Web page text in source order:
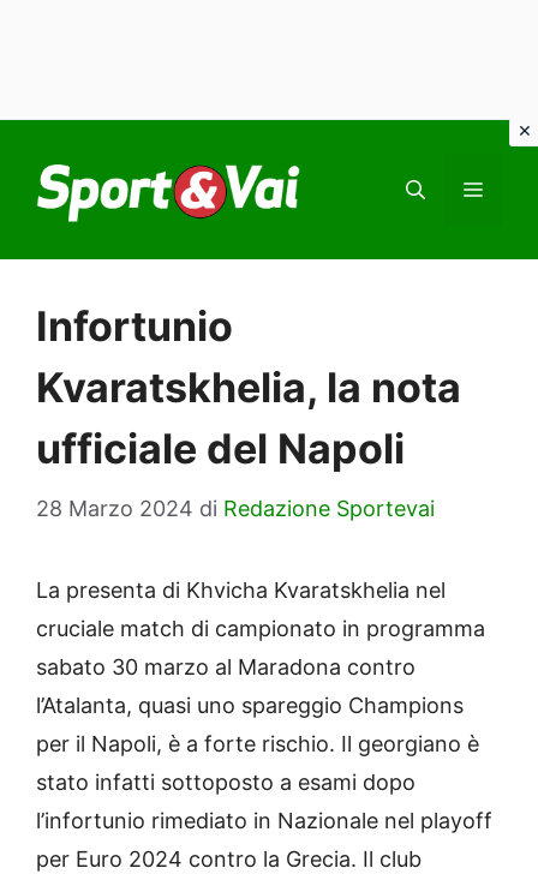
contenuto
Infortunio
Kvaratskhelia, la nota
ufficiale del Napoli
28 Marzo 2024 di Redazione Sportevai
La presenta di Khvicha Kvaratskhelia nel
cruciale match di campionato in programma
sabato 30 marzo al Maradona contro
l’Atalanta, quasi uno spareggio Champions
per il Napoli, è a forte rischio. Il georgiano è
stato infatti sottoposto a esami dopo
l’infortunio rimediato in Nazionale nel playoff
per Euro 2024 contro la Grecia. Il club